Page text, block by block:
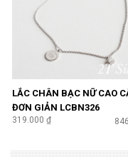
LẮC CHÂN BẠC NỮ CAO
ĐƠN GIẢN LCBN326
319.000 ₫